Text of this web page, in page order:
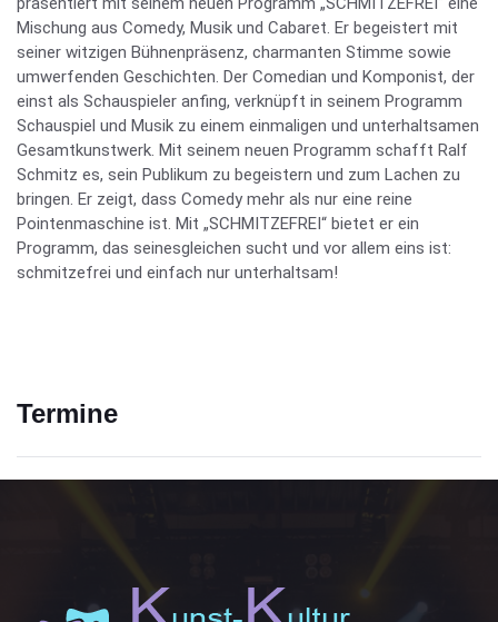
Mischung aus Comedy, Musik und Cabaret. Er begeistert mit
seiner witzigen Bühnenpräsenz, charmanten Stimme sowie
umwerfenden Geschichten. Der Comedian und Komponist, der
einst als Schauspieler anfing, verknüpft in seinem Programm
Schauspiel und Musik zu einem einmaligen und unterhaltsamen
Gesamtkunstwerk. Mit seinem neuen Programm schafft Ralf
Schmitz es, sein Publikum zu begeistern und zum Lachen zu
bringen. Er zeigt, dass Comedy mehr als nur eine reine
Pointenmaschine ist. Mit „SCHMITZEFREI“ bietet er ein
Programm, das seinesgleichen sucht und vor allem eins ist:
schmitzefrei und einfach nur unterhaltsam!
Termine